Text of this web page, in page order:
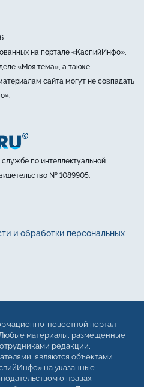
на портале «КаспийИнфо»,
«Моя тема», а также
сайта могут не совпадать
по интеллектуальной
№ 1089905.
и обработки персональных
новостной портал
материалы, размещенные
редакции,
являются объектами
на указанные
о правах